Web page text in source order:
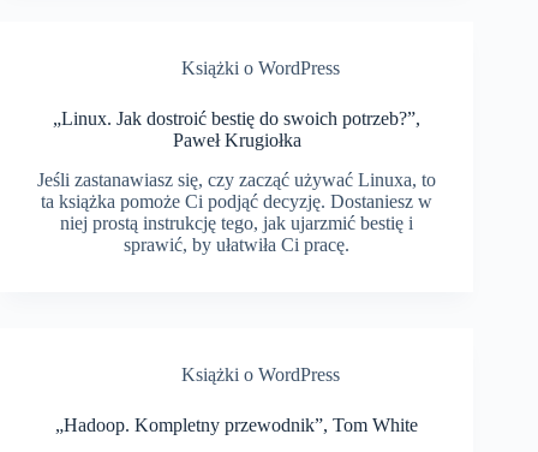
Książki o WordPress
„Linux. Jak dostroić bestię do swoich potrzeb?”,
Paweł Krugiołka
Jeśli zastanawiasz się, czy zacząć używać Linuxa, to
ta książka pomoże Ci podjąć decyzję. Dostaniesz w
niej prostą instrukcję tego, jak ujarzmić bestię i
sprawić, by ułatwiła Ci pracę.
Książki o WordPress
„Hadoop. Kompletny przewodnik”, Tom White